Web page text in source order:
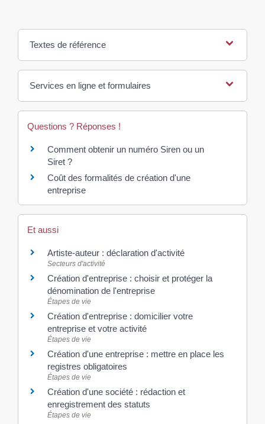
Textes de référence
Services en ligne et formulaires
Questions ? Réponses !
Comment obtenir un numéro Siren ou un
Siret ?
Coût des formalités de création d'une
entreprise
Et aussi
Artiste-auteur : déclaration d'activité
Secteurs d'activité
Création d'entreprise : choisir et protéger la
dénomination de l'entreprise
Étapes de vie
Création d'entreprise : domicilier votre
entreprise et votre activité
Étapes de vie
Création d'une entreprise : mettre en place les
registres obligatoires
Étapes de vie
Création d'une société : rédaction et
enregistrement des statuts
Étapes de vie